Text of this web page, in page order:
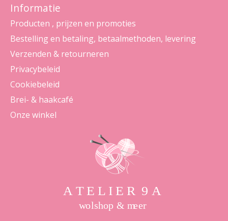
Informatie
Producten , prijzen en promoties
Bestelling en betaling, betaalmethoden, levering
Verzenden & retourneren
Privacybeleid
Cookiebeleid
Brei- & haakcafé
Onze winkel